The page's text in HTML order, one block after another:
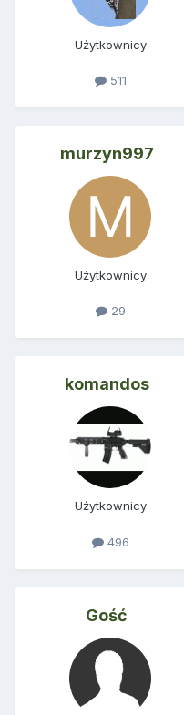
Użytkownicy
511
murzyn997
Użytkownicy
29
komandos
Użytkownicy
496
Gość